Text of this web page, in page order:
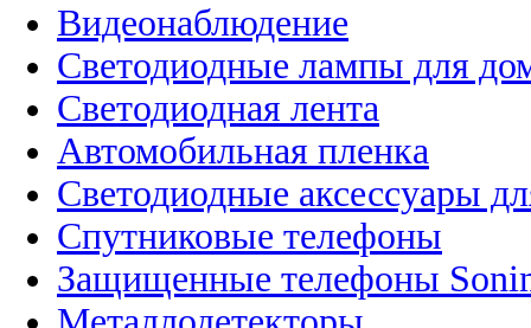
Видеонаблюдение
Светодиодные лампы для
Светодиодная лента
Автомобильная пленка
Светодиодные аксессуары
Спутниковые телефоны
Защищенные телефоны